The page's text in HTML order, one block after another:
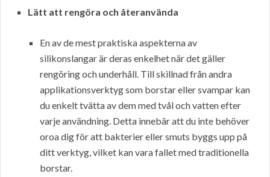
Lätt att rengöra och återanvända
En av de mest praktiska aspekterna av
silikonslangar är deras enkelhet när det gäller
rengöring och underhåll. Till skillnad från andra
applikationsverktyg som borstar eller svampar kan
du enkelt tvätta av dem med tvål och vatten efter
varje användning. Detta innebär att du inte behöver
oroa dig för att bakterier eller smuts byggs upp på
ditt verktyg, vilket kan vara fallet med traditionella
borstar.